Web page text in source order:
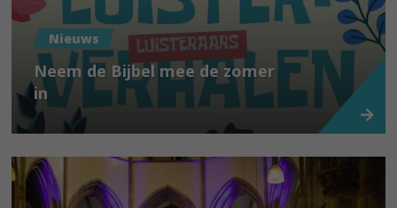
Nieuws
Neem de Bijbel mee de zomer
in